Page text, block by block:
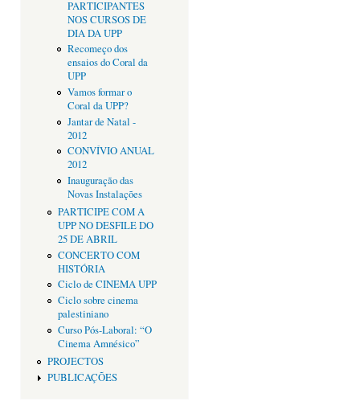
PARTICIPANTES
NOS CURSOS DE
DIA DA UPP
Recomeço dos
ensaios do Coral da
UPP
Vamos formar o
Coral da UPP?
Jantar de Natal -
2012
CONVÍVIO ANUAL
2012
Inauguração das
Novas Instalações
PARTICIPE COM A
UPP NO DESFILE DO
25 DE ABRIL
CONCERTO COM
HISTÓRIA
Ciclo de CINEMA UPP
Ciclo sobre cinema
palestiniano
Curso Pós-Laboral: “O
Cinema Amnésico”
PROJECTOS
PUBLICAÇÕES